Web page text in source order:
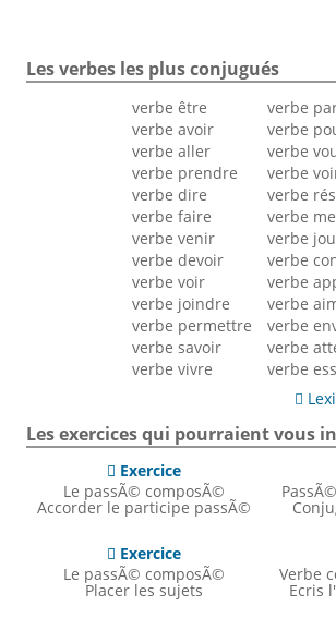
Les verbes les plus conjugués
verbe être
verbe avoir
verbe aller
verbe prendre
verbe dire
verbe faire
verbe venir
verbe devoir
verbe voir
verbe joindre
verbe permettre
verbe savoir
verbe vivre
verbe
verbe
verbe
verbe
verbe
verbe
verbe
verbe
verbe
verbe
verbe
verbe
verbe

Les exercices qui pourraient vous
 Exercice
Le passÃ© composÃ©
Accorder le participe passÃ©
 Exercice
Le passÃ© composÃ©
Placer les sujets
Verbe
Ecris